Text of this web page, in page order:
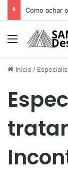
Menu
Início /